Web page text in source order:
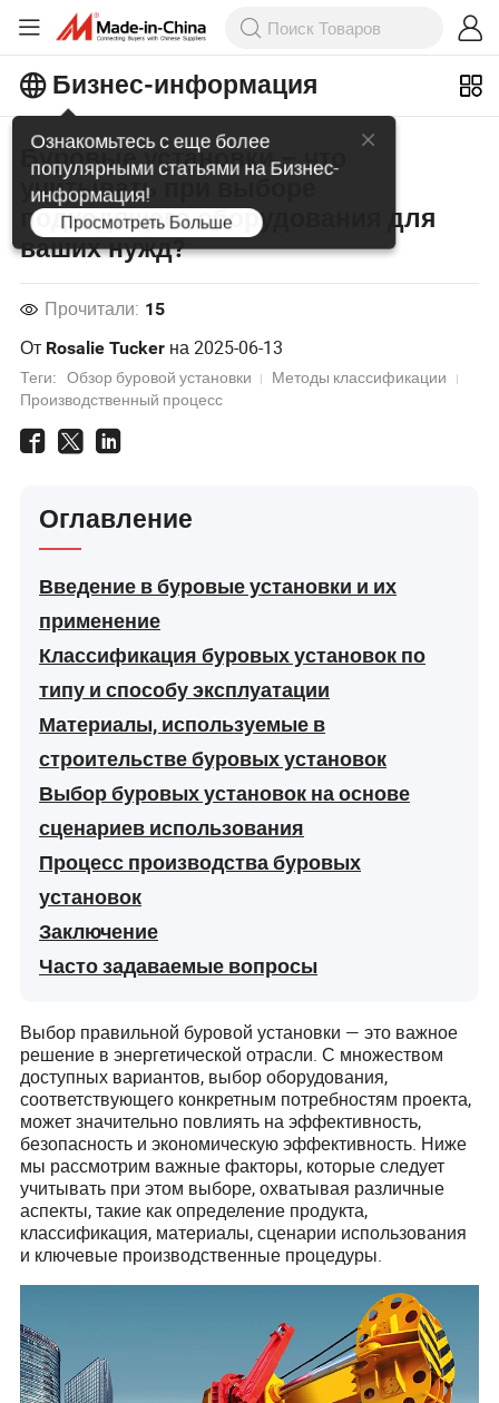
Бизнес-информация
Ознакомьтесь с еще более
популярными статьями на Бизнес-
информация!
Просмотреть Больше
Буровые установки – что
учитывать при выборе
подходящего оборудования для
ваших нужд?
Прочитали: 15
От Rosalie Tucker на2025-06-13
Теги: Обзор буровой установки
Методы классификации
Производственный процесс
Оглавление
Введение в буровые установки и их
применение
Классификация буровых установок по
типу и способу эксплуатации
Материалы, используемые в
строительстве буровых установок
Выбор буровых установок на основе
сценариев использования
Процесс производства буровых
установок
Заключение
Часто задаваемые вопросы
Выбор правильной буровой установки — это важное
решение в энергетической отрасли. С множеством
доступных вариантов, выбор оборудования,
соответствующего конкретным потребностям проекта,
может значительно повлиять на эффективность,
безопасность и экономическую эффективность. Ниже
мы рассмотрим важные факторы, которые следует
учитывать при этом выборе, охватывая различные
аспекты, такие как определение продукта,
классификация, материалы, сценарии использования
и ключевые производственные процедуры.